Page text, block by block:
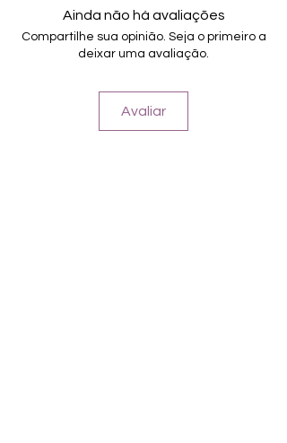
Aguenta até 14 dias
Ainda não há avaliações
Compartilhe sua opinião. Seja o primeiro a
deixar uma avaliação.
Avaliar